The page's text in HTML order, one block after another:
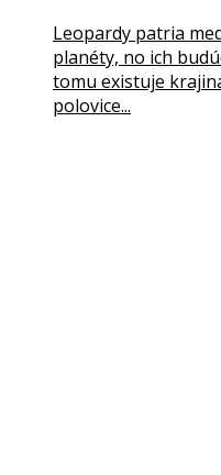
Leopardy patria
planéty, no ich
tomu existuje
polovice...